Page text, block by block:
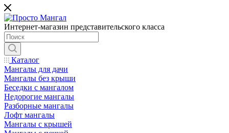
Интернет-магазин представительского класса
Каталог
Мангалы для дачи
Мангалы без крыши
Беседки с мангалом
Недорогие мангалы
Разборные мангалы
Лофт мангалы
Мангалы с крышей